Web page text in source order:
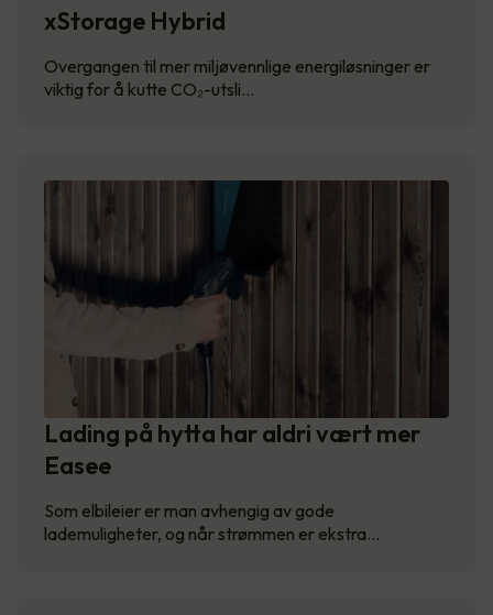
xStorage Hybrid
Overgangen til mer miljøvennlige energiløsninger er
viktig for å kutte CO₂-utsli…
Lading på hytta har aldri vært mer
Easee
Som elbileier er man avhengig av gode
lademuligheter, og når strømmen er ekstra…